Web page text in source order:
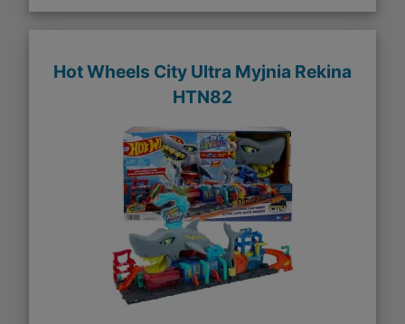
Hot Wheels City Ultra Myjnia Rekina
HTN82